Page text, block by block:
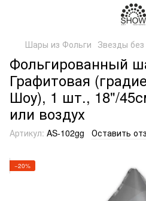
Шары из Фольги Звезды
Фольгированный
Графитовая
Шоу), 1 шт., 18"/
или воздух
Артикул: AS-102gg Оставить
−20%